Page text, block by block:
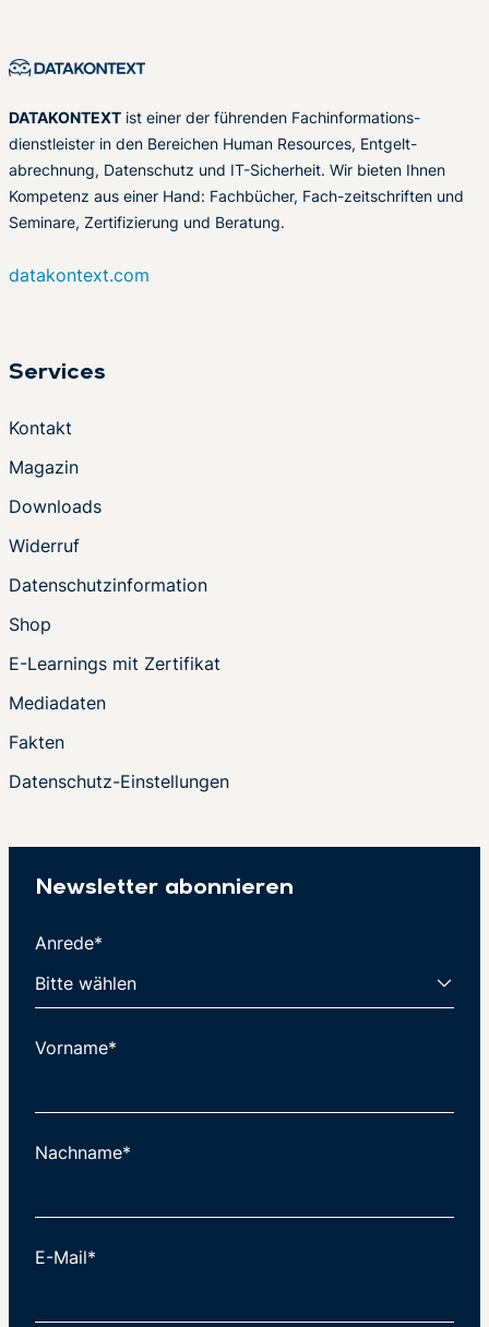
DATAKONTEXT ist einer der führenden Fachinformations-
dienstleister in den Bereichen Human Resources, Entgelt-
abrechnung, Datenschutz und IT-Sicherheit. Wir bieten Ihnen
Kompetenz aus einer Hand: Fachbücher, Fach-zeitschriften und
Seminare, Zertifizierung und Beratung.
datakontext.com
Services
Kontakt
Magazin
Downloads
Widerruf
Datenschutzinformation
Shop
E-Learnings mit Zertifikat
Mediadaten
Fakten
Datenschutz-Einstellungen
Newsletter abonnieren
Anrede*
Vorname*
Nachname*
E-Mail*